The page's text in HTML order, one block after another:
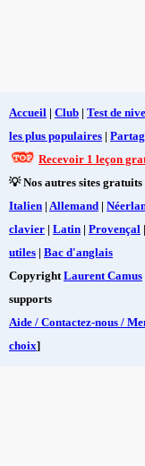
Accueil | Club | Test de
les plus populaires |
Recevoir 1 leçon
💡 Nos autres sites gratuits
Italien | Allemand |
clavier | Latin | Provençal |
utiles | Bac d'anglais
Copyright Laurent Camus
supports
Aide / Contactez-nous /
choix]